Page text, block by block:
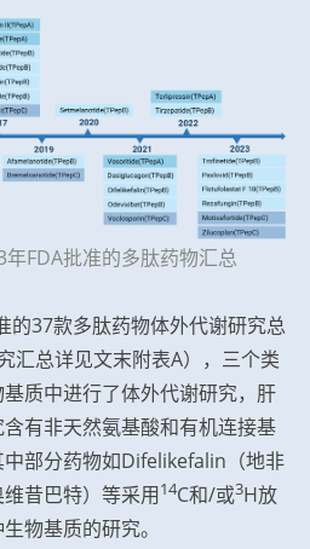
FDA批准的多肽药物汇总
的37款多肽药物体外代谢研究总
汇总详见文末附表A），三个类
质中进行了体外代谢研究，肝
有非天然氨基酸和有机连接基
中部分药物如Difelikefalin（地非
昔巴特）等采用14C和/或3H放
物基质的研究。